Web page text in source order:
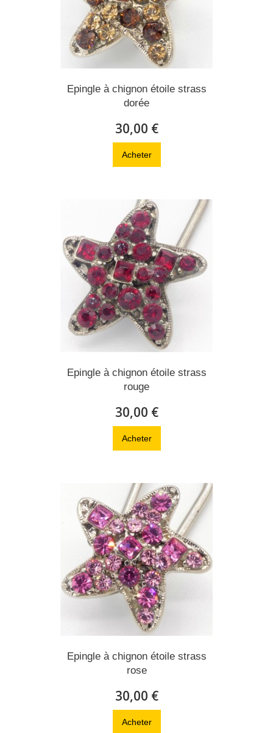
Epingle à chignon étoile strass
dorée
30,00 €
Acheter
Epingle à chignon étoile strass
rouge
30,00 €
Acheter
Epingle à chignon étoile strass
rose
30,00 €
Acheter